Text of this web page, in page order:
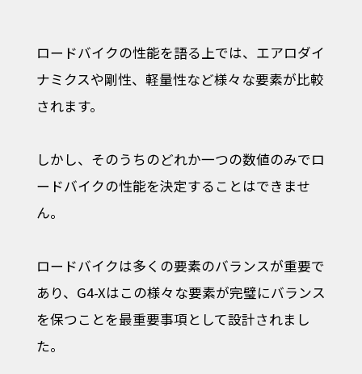
ロードバイクの性能を語る上では、エアロダイ
ナミクスや剛性、軽量性など様々な要素が比較
されます。
しかし、そのうちのどれか一つの数値のみでロ
ードバイクの性能を決定することはできませ
ん。
ロードバイクは多くの要素のバランスが重要で
あり、G4-Xはこの様々な要素が完璧にバランス
を保つことを最重要事項として設計されまし
た。